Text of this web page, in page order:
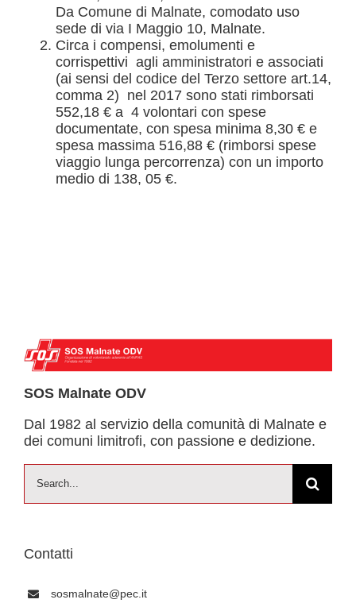
Da Comune di Malnate, comodato uso
sede di via I Maggio 10, Malnate.
Circa i compensi, emolumenti e
corrispettivi agli amministratori e associati
(ai sensi del codice del Terzo settore art.14,
comma 2) nel 2017 sono stati rimborsati
552,18 € a 4 volontari con spese
documentate, con spesa minima 8,30 € e
spesa massima 516,88 € (rimborsi spese
viaggio lunga percorrenza) con un importo
medio di 138, 05 €.
SOS Malnate ODV
Dal 1982 al servizio della comunità di Malnate e
dei comuni limitrofi, con passione e dedizione.
per:
Contatti
sosmalnate@pec.it